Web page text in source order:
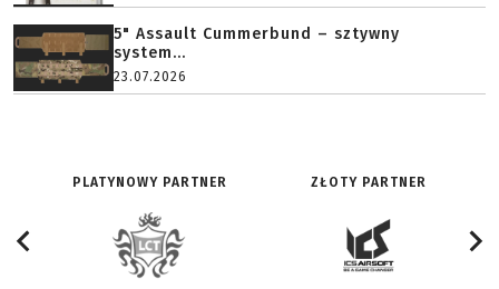
5" Assault Cummerbund – sztywny
system...
23.07.2026
PLATYNOWY PARTNER ZŁOTY PARTNER